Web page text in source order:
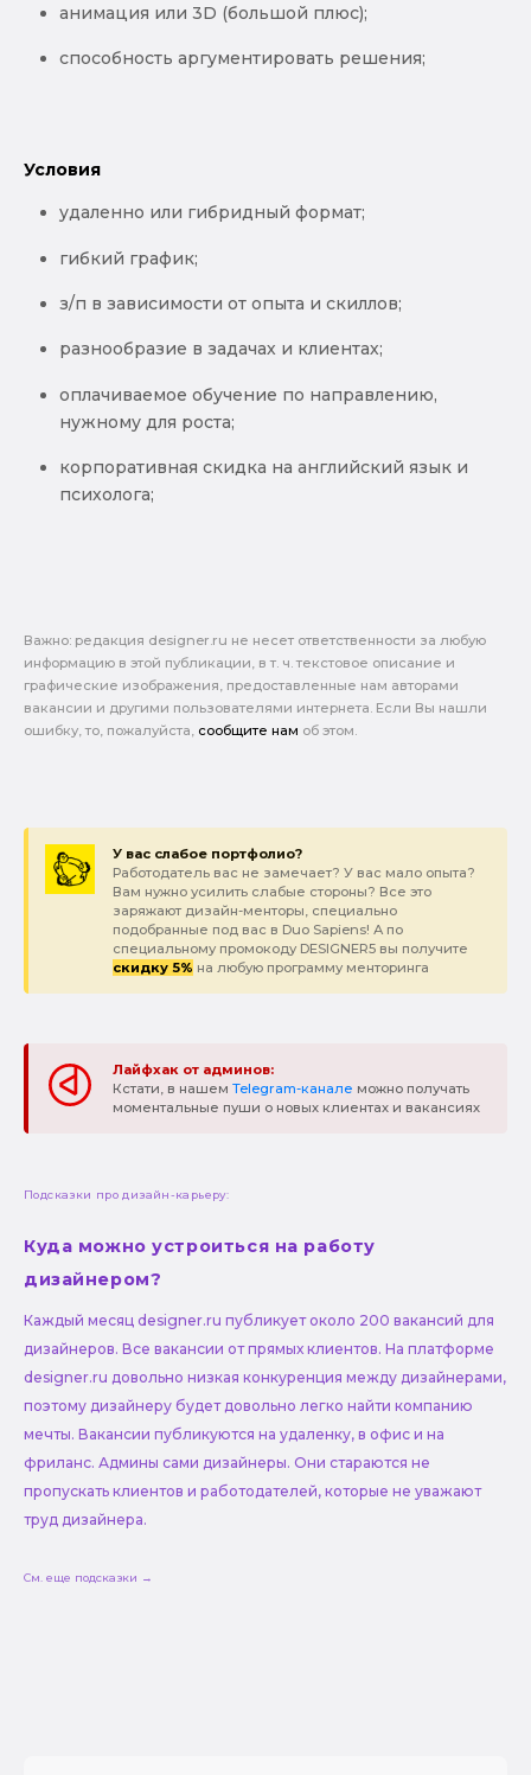
анимация или 3D (большой плюс);
способность аргументировать решения;
Условия
удаленно или гибридный формат;
гибкий график;
з/п в зависимости от опыта и скиллов;
разнообразие в задачах и клиентах;
оплачиваемое обучение по направлению,
нужному для роста;
корпоративная скидка на английский язык и
психолога;
Важно: pедакция designer.ru не несет ответственности за любую
информацию в этой публикации, в т. ч. текстовое описание и
графические изображения, предоставленные нам авторами
вакансии и другими пользователями интернета. Если Вы нашли
ошибку, то, пожалуйста, сообщите нам об этом.
У вас слабое портфолио?
Работодатель вас не замечает? У вас мало опыта?
Вам нужно усилить слабые стороны? Все это
заряжают дизайн-менторы, специально
подобранные под вас в Duo Sapiens! А по
специальному промокоду DESIGNER5 вы получите
скидку 5% на любую программу менторинга
Лайфхак от админов:
Кстати, в нашем Telegram-канале можно получать
моментальные пуши о новых клиентах и вакансиях
Подсказки про дизайн-карьеру:
Куда можно устроиться на работу
дизайнером?
Каждый месяц designer.ru публикует около 200 вакансий для
дизайнеров. Все вакансии от прямых клиентов. На платформе
designer.ru довольно низкая конкуренция между дизайнерами,
поэтому дизайнеру будет довольно легко найти компанию
мечты. Вакансии публикуются на удаленку, в офис и на
фриланс. Админы сами дизайнеры. Они стараются не
пропускать клиентов и работодателей, которые не уважают
труд дизайнера.
См. еще подсказки →